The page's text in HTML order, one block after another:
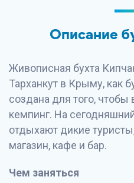
Описание
Живописная бухта
Тарханкут в Крыму, как
создана для того,
кемпинг. На
отдыхают дикие
магазин, кафе и бар.
Чем заняться